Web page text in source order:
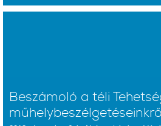
Beszámoló a téli